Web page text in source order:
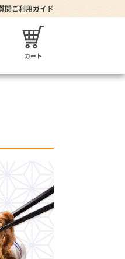
問ご利用ガイド
カート